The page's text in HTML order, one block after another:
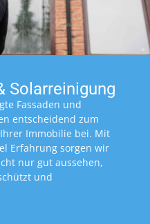
Solarreinigung
Fassaden und
entscheidend zum
Immobilie bei. Mit
Erfahrung sorgen wir
nur gut aussehen,
und